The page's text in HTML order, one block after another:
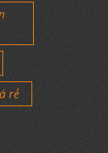
rẻ